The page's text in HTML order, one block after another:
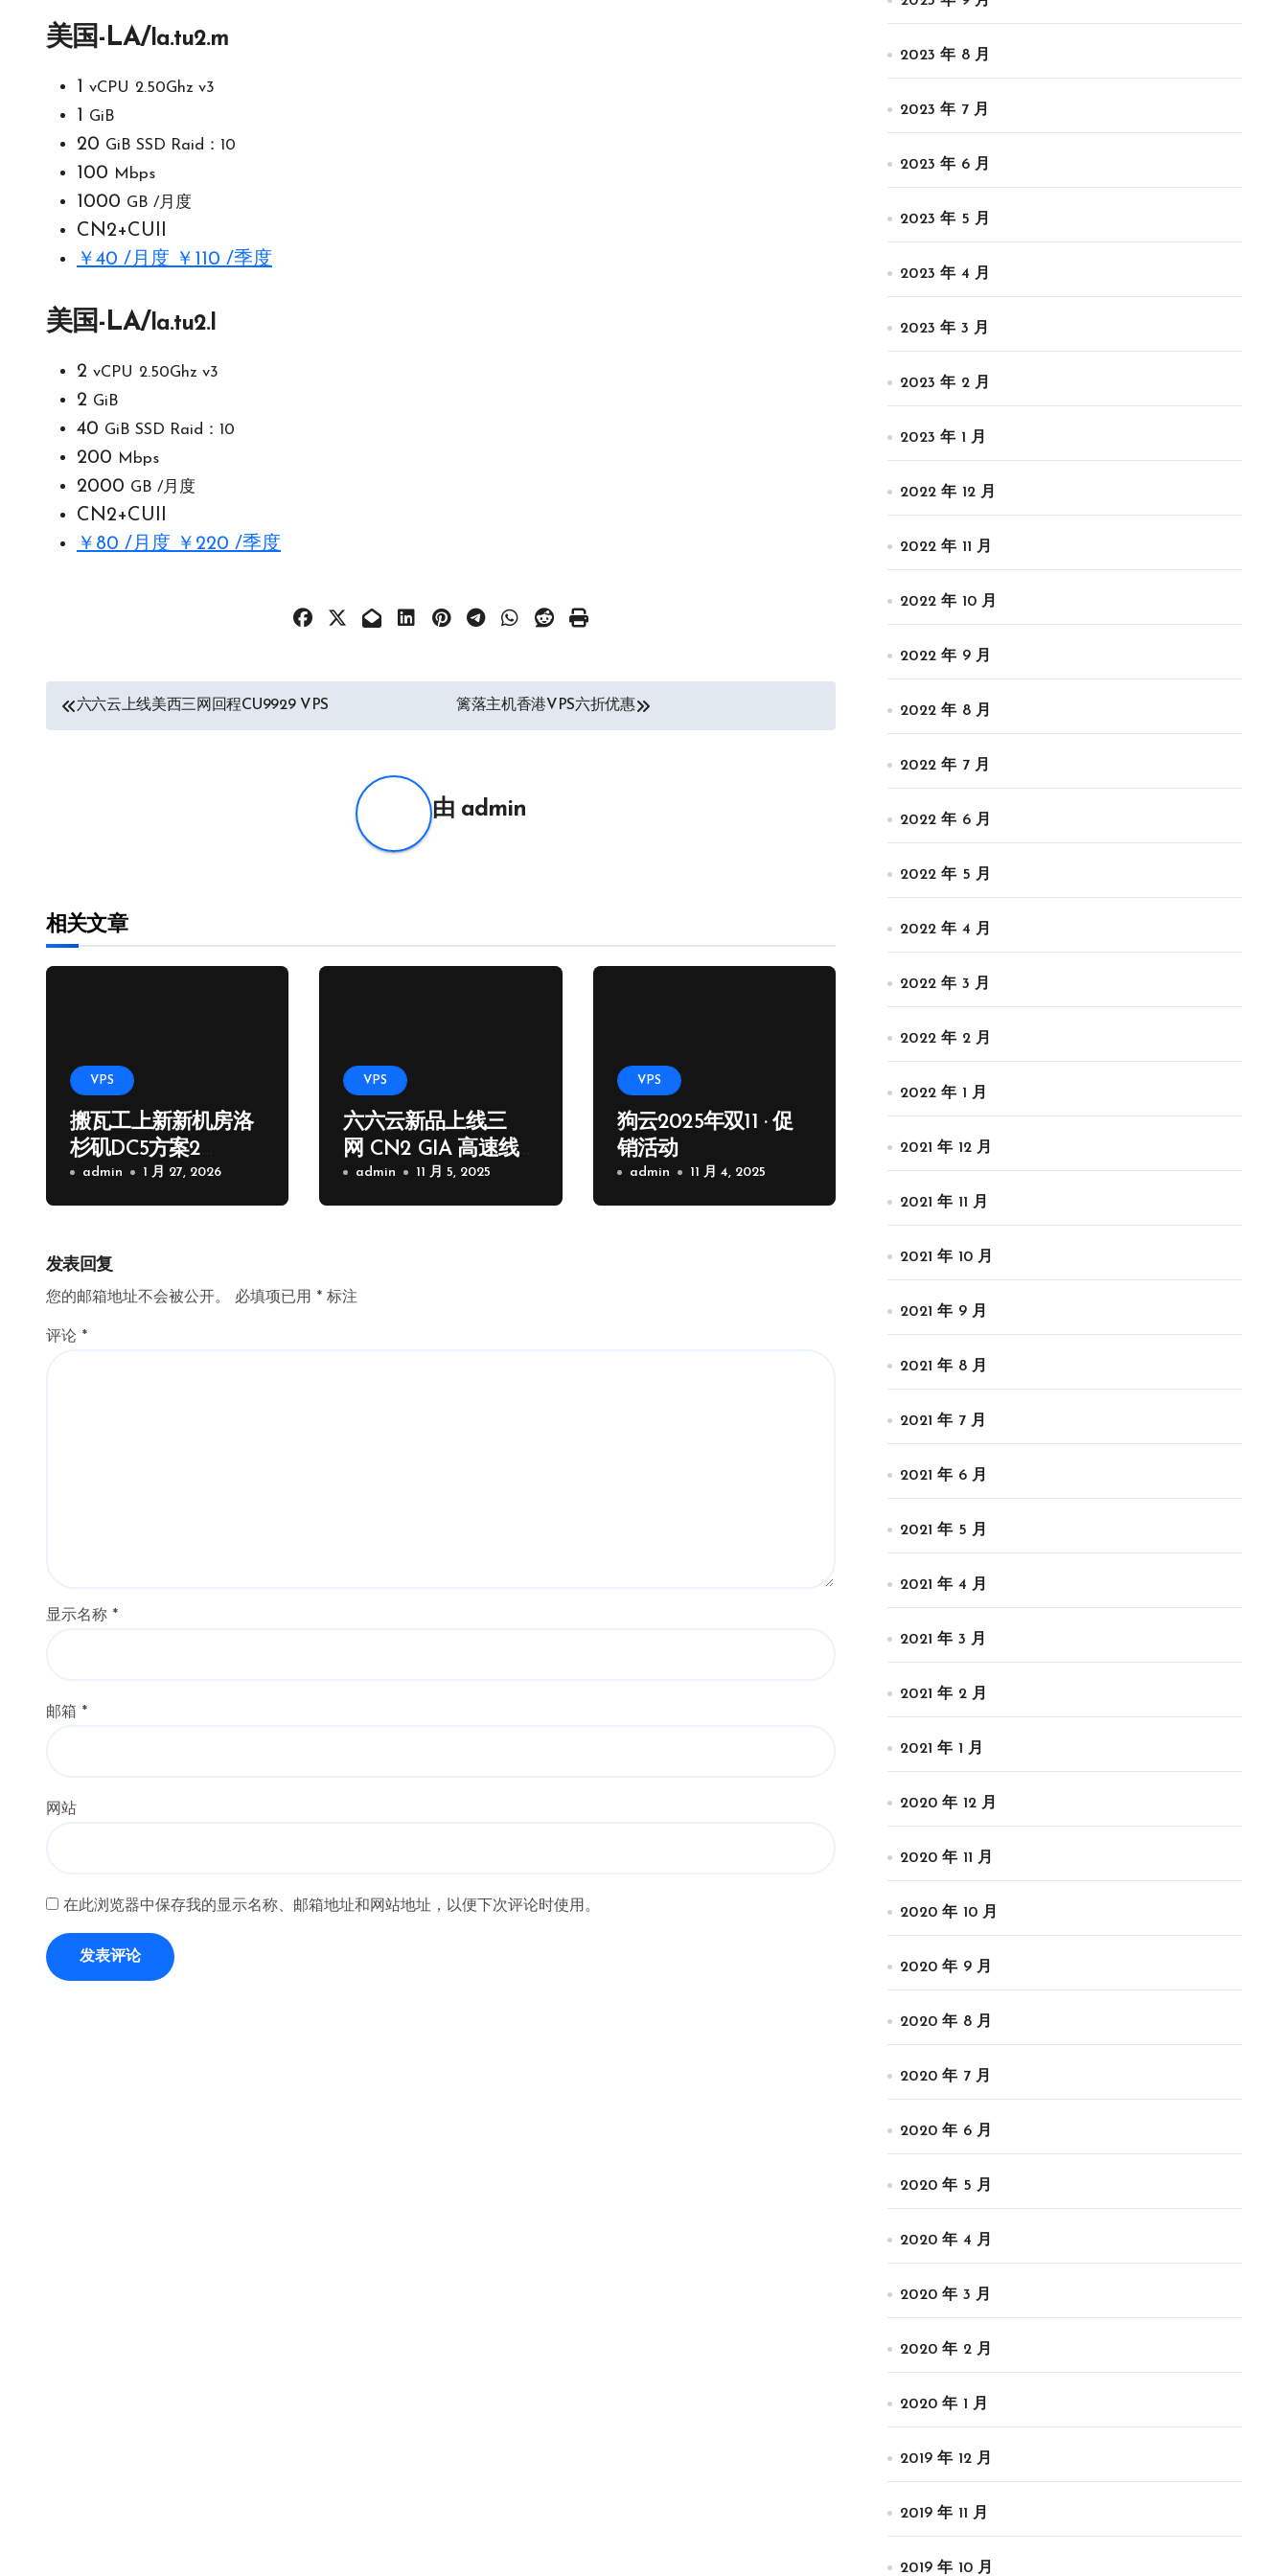
美国-LA/la.tu2.m
1 vCPU 2.50Ghz v3
1 GiB
20 GiB SSD Raid：10
100 Mbps
1000 GB /月度
CN2+CUII
￥40 /月度 ￥110 /季度
美国-LA/la.tu2.l
2 vCPU 2.50Ghz v3
2 GiB
40 GiB SSD Raid：10
200 Mbps
2000 GB /月度
CN2+CUII
￥80 /月度 ￥220 /季度
文六六云上线美西三网回程CU9929 VPS 篱落主机香港VPS六折优惠
由 admin
相关文章
VPS
搬瓦工上新新机房洛
杉矶DC5方案2
核/1G/20GB/2.5Gps/1
000G流量季付65.89
admin 1 月 27, 2026
VPS
六六云新品上线三
网 CN2 GIA 高速线
路admin 11 月 5, 2025
VPS
狗云2025年双11 · 促
销活动
admin 11 月 4, 2025
发表回复
您的邮箱地址不会被公开。 必填项已用 * 标注
评论 *
显示名称 *
邮箱 *
网站
在此浏览器中保存我的显示名称、邮箱地址和网站地址，以便下次评论时使用。
2023 年 8 月
2023 年 7 月
2023 年 6 月
2023 年 5 月
2023 年 4 月
2023 年 3 月
2023 年 2 月
2023 年 1 月
2022 年 12 月
2022 年 11 月
2022 年 10 月
2022 年 9 月
2022 年 8 月
2022 年 7 月
2022 年 6 月
2022 年 5 月
2022 年 4 月
2022 年 3 月
2022 年 2 月
2022 年 1 月
2021 年 12 月
2021 年 11 月
2021 年 10 月
2021 年 9 月
2021 年 8 月
2021 年 7 月
2021 年 6 月
2021 年 5 月
2021 年 4 月
2021 年 3 月
2021 年 2 月
2021 年 1 月
2020 年 12 月
2020 年 11 月
2020 年 10 月
2020 年 9 月
2020 年 8 月
2020 年 7 月
2020 年 6 月
2020 年 5 月
2020 年 4 月
2020 年 3 月
2020 年 2 月
2020 年 1 月
2019 年 12 月
2019 年 11 月
2019 年 10 月